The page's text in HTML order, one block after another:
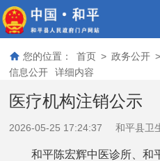
您的位置： 首页 > 政务公开 >
信息公开
详细内容
医疗机构注销公示
2026-05-25 17:24:37 和平县卫
和平陈宏辉中医诊所、和